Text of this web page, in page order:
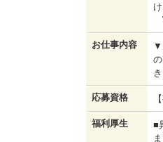
お仕事内容
応募資格
福利厚生
■